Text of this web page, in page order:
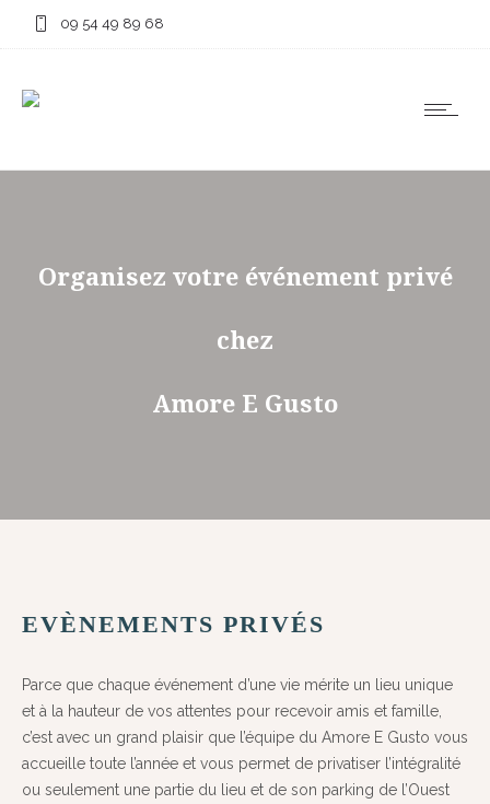
09 54 49 89 68
Organisez votre événement privé
chez
Amore E Gusto
EVÈNEMENTS PRIVÉS
Parce que chaque événement d’une vie mérite un lieu unique
et à la hauteur de vos attentes pour recevoir amis et famille,
c’est avec un grand plaisir que l’équipe du Amore E Gusto vous
accueille toute l’année et vous permet de privatiser l’intégralité
ou seulement une partie du lieu et de son parking de l’Ouest